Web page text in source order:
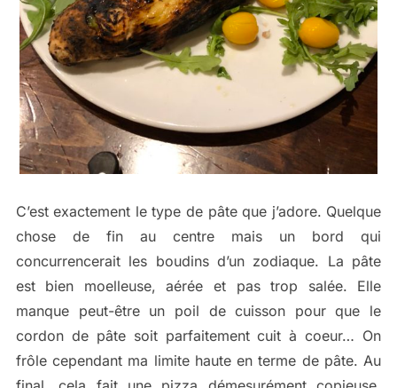
C’est exactement le type de pâte que j’adore. Quelque
chose de fin au centre mais un bord qui
concurrencerait les boudins d’un zodiaque. La pâte
est bien moelleuse, aérée et pas trop salée. Elle
manque peut-être un poil de cuisson pour que le
cordon de pâte soit parfaitement cuit à coeur… On
frôle cependant ma limite haute en terme de pâte. Au